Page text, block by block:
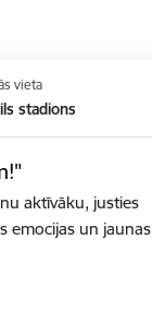
vieta
stadions
aktīvāku, justies
emocijas un jaunas